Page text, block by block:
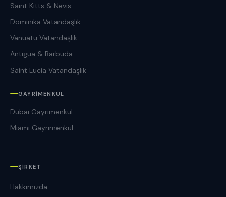
Saint Kitts & Nevis
Dominika Vatandaşlık
Vanuatu Vatandaşlık
Antigua & Barbuda
Saint Lucia Vatandaşlık
GAYRIMENKUL
Dubai Gayrimenkul
Miami Gayrimenkul
ŞIRKET
Hakkımızda